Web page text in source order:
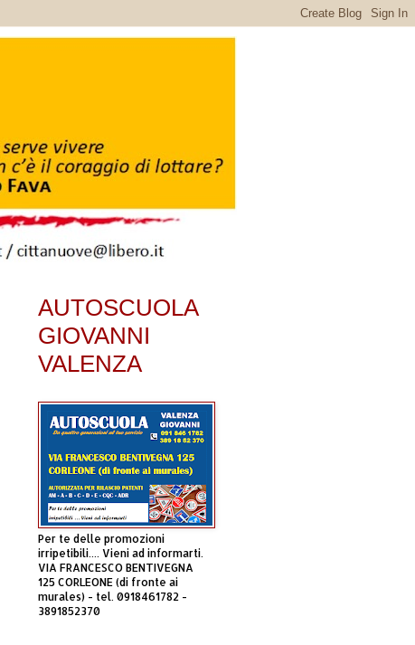
AUTOSCUOLA
GIOVANNI
VALENZA
Per te delle promozioni
irripetibili.... Vieni ad informarti.
VIA FRANCESCO BENTIVEGNA
125 CORLEONE (di fronte ai
murales) - tel. 0918461782 -
3891852370